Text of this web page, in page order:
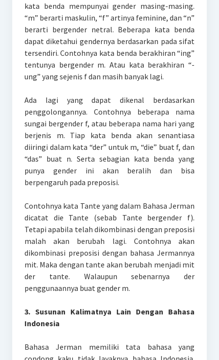
kata benda mempunyai gender masing-masing.
“m” berarti maskulin, “f” artinya feminine, dan “n”
berarti bergender netral. Beberapa kata benda
dapat diketahui gendernya berdasarkan pada sifat
tersendiri. Contohnya kata benda berakhiran “ing”
tentunya bergender m. Atau kata berakhiran “-
ung” yang sejenis f dan masih banyak lagi.
Ada lagi yang dapat dikenal berdasarkan
penggolongannya. Contohnya beberapa nama
sungai bergender f, atau beberapa nama hari yang
berjenis m. Tiap kata benda akan senantiasa
diiringi dalam kata “der” untuk m, “die” buat f, dan
“das” buat n. Serta sebagian kata benda yang
punya gender ini akan beralih dan bisa
berpengaruh pada preposisi.
Contohnya kata Tante yang dalam Bahasa Jerman
dicatat die Tante (sebab Tante bergender f).
Tetapi apabila telah dikombinasi dengan preposisi
malah akan berubah lagi. Contohnya akan
dikombinasi preposisi dengan bahasa Jermannya
mit. Maka dengan tante akan berubah menjadi mit
der tante. Walaupun sebenarnya der
penggunaannya buat gender m.
3. Susunan Kalimatnya Lain Dengan Bahasa
Indonesia
Bahasa Jerman memiliki tata bahasa yang